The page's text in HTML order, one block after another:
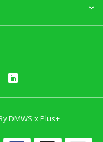
DMWS xPlus+